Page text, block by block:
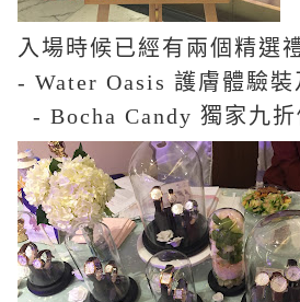
入場時候已經有兩個精選
- Water Oasis 護膚體驗裝
- Bocha Candy 獨家九